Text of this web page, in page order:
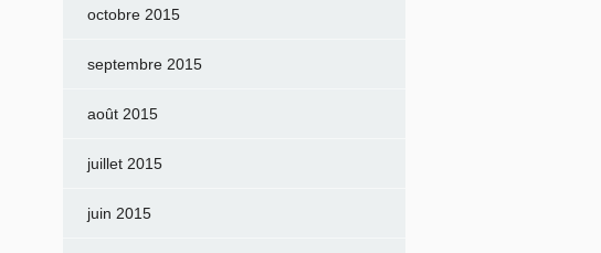
octobre 2015
septembre 2015
août 2015
juillet 2015
juin 2015